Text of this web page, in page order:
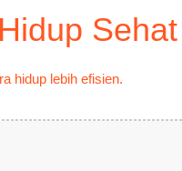
Sehat
hidup lebih efisien.